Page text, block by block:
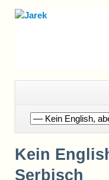
Navigation
überspringen
Kein
Serbisch